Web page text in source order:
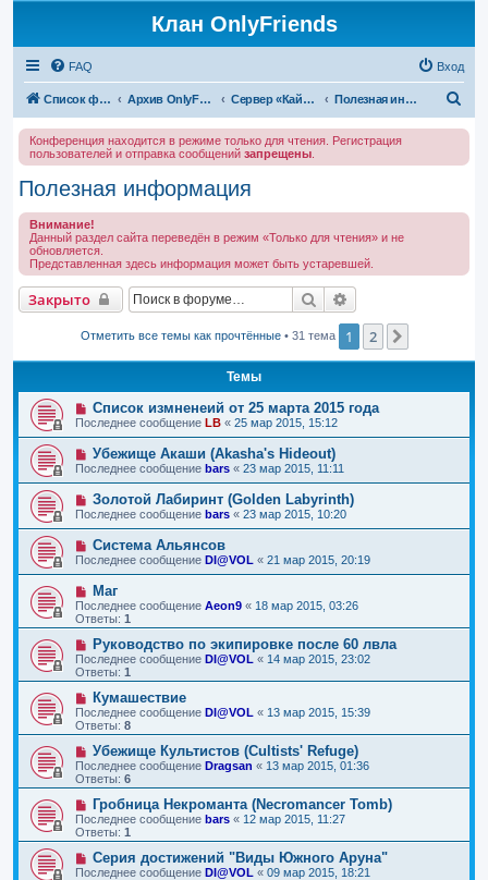
Клан OnlyFriends
FAQ Вход
Список форумов Архив OnlyFriends Сервер «Кайатор» Полезная информация
Конференция находится в режиме только для чтения. Регистрация
пользователей и отправка сообщений запрещены
Полезная информация
Внимание!
Данный раздел сайта переведён в режим «Только для чтения» и не
обновляется.
Представленная здесь информация может быть устаревшей.
Закрыто Поиск
Отметить все темы как прочтённые• 31 тема 1 2
Темы
Список измненеий от 25 марта 2015 года
Последнее сообщение LB « 25 мар 2015, 15:12
Убежище Акаши (Akasha's Hideout)
Последнее сообщение bars « 23 мар 2015, 11:11
Золотой Лабиринт (Golden Labyrinth)
Последнее сообщение bars « 23 мар 2015, 10:20
Система Альянсов
Последнее сообщение DI@VOL « 21 мар 2015, 20:19
Маг
Последнее сообщение Aeon9 « 18 мар 2015, 03:26
Ответы: 1
Руководство по экипировке после 60 лвла
Последнее сообщение DI@VOL « 14 мар 2015, 23:02
Ответы: 1
Кумашествие
Последнее сообщение DI@VOL « 13 мар 2015, 15:39
Ответы: 8
Убежище Культистов (Cultists' Refuge)
Последнее сообщение Dragsan « 13 мар 2015, 01:36
Ответы: 6
Гробница Некроманта (Necromancer Tomb)
Последнее сообщение bars « 12 мар 2015, 11:27
Ответы: 1
Серия достижений "Виды Южного Аруна"
Последнее сообщение DI@VOL « 09 мар 2015, 18:21